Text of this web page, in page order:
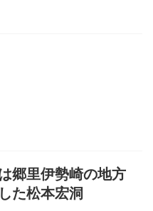
郷里伊勢崎の地方
た松本宏洞